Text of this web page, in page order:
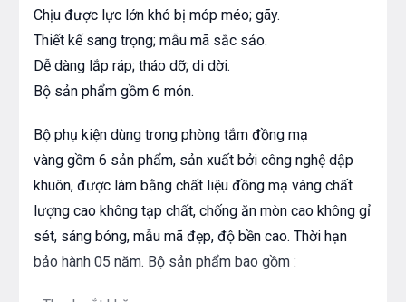
Chịu được lực lớn khó bị móp méo; gãy.
Thiết kế sang trọng; mẫu mã sắc sảo.
Dễ dàng lắp ráp; tháo dỡ; di dời.
Bộ sản phẩm gồm 6 món.
Bộ phụ kiện dùng trong phòng tắm đồng mạ
vàng gồm 6 sản phẩm, sản xuất bởi công nghệ dập
khuôn, được làm bằng chất liệu đồng mạ vàng chất
lượng cao không tạp chất, chống ăn mòn cao không gỉ
sét, sáng bóng, mẫu mã đẹp, độ bền cao. Thời hạn
bảo hành 05 năm. Bộ sản phẩm bao gồm :